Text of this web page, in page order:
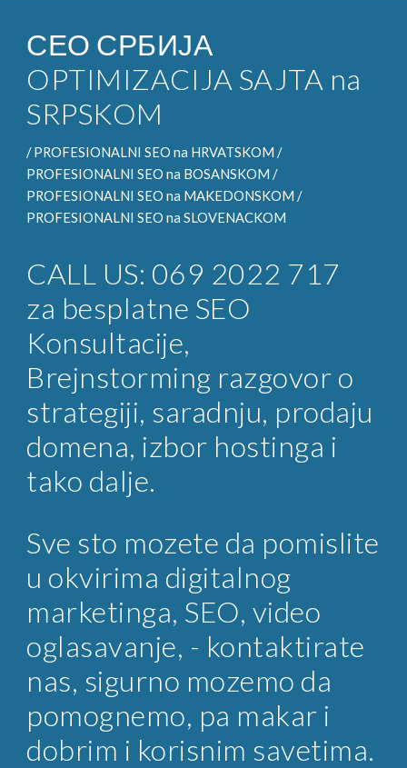
СЕО СРБИЈА
OPTIMIZACIJA SAJTA na
SRPSKOM
/PROFESIONALNI SEOna HRVATSKOM /
PROFESIONALNI SEO na BOSANSKOM /
PROFESIONALNI SEO na MAKEDONSKOM /
PROFESIONALNI SEO naSLOVENACKOM
CALL US: 069 2022 717
za besplatne SEO
Konsultacije,
Brejnstorming razgovor o
strategiji, saradnju, prodaju
domena, izbor hostinga i
tako dalje.
Sve sto mozete da pomislite
u okvirima digitalnog
marketinga, SEO, video
oglasavanje, - kontaktirate
nas, sigurno mozemo da
pomognemo, pa makar i
dobrim i korisnim savetima.